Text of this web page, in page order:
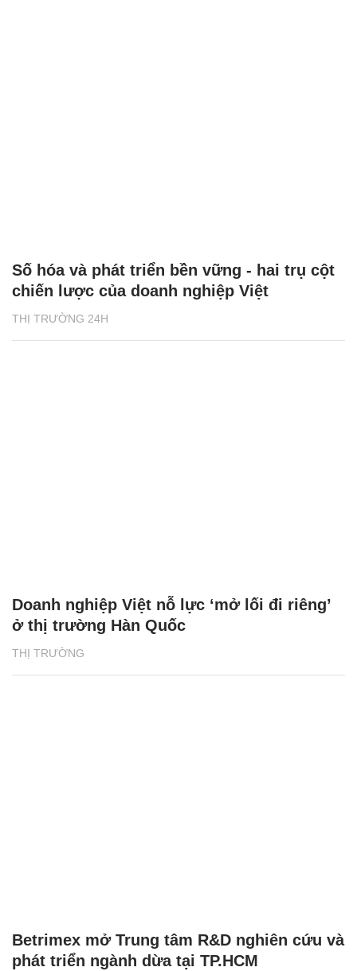
THỊ TRƯỜNG 24H
Số hóa và phát triển bền vững - hai trụ cột
chiến lược của doanh nghiệp Việt
THỊ TRƯỜNG
Doanh nghiệp Việt nỗ lực ‘mở lối đi riêng’
ở thị trường Hàn Quốc
Betrimex mở Trung tâm R&D nghiên cứu và
phát triển ngành dừa tại TP.HCM